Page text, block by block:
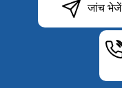
जांच भेजें